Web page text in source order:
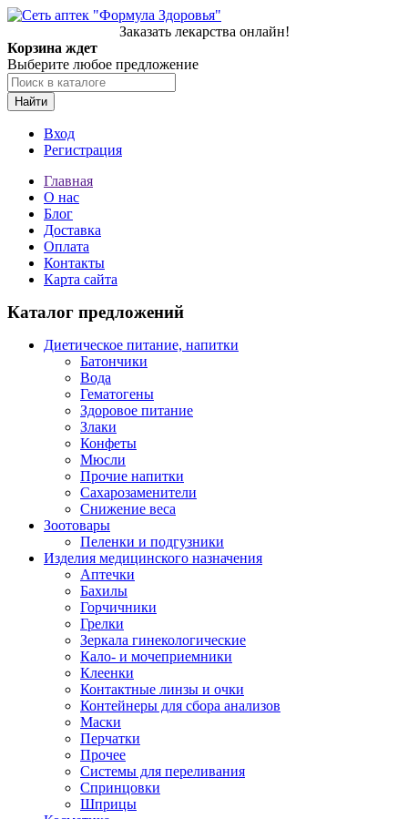
Заказать лекарства онлайн!
Корзина ждет
Выберите любое предложение
Найти
Вход
Регистрация
Главная
О нас
Блог
Доставка
Оплата
Контакты
Карта сайта
Каталог предложений
Диетическое питание, напитки
Батончики
Вода
Гематогены
Здоровое питание
Злаки
Конфеты
Мюсли
Прочие напитки
Сахарозаменители
Снижение веса
Зоотовары
Пеленки и подгузники
Изделия медицинского назначения
Аптечки
Бахилы
Горчичники
Грелки
Зеркала гинекологические
Кало- и мочеприемники
Клеенки
Контактные линзы и очки
Контейнеры для сбора анализов
Маски
Перчатки
Прочее
Системы для переливания
Спринцовки
Шприцы